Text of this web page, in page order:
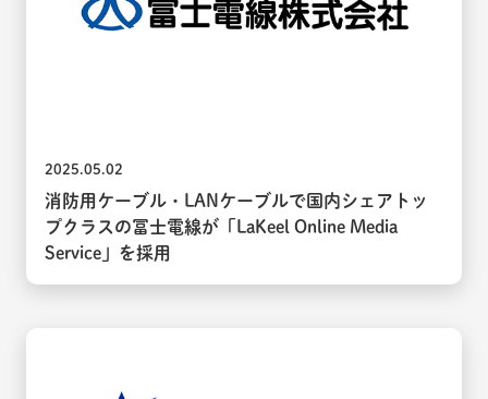
2025.05.02
消防用ケーブル・LANケーブルで国内シェアトッ
プクラスの冨士電線が「LaKeel Online Media
Service」を採用